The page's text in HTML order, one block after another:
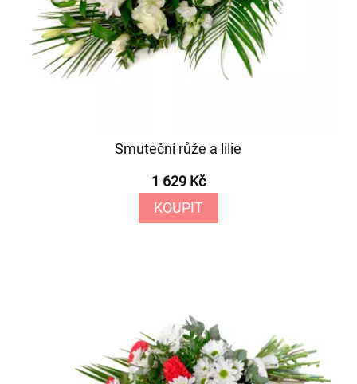
Smuteční růže a lilie
1 629 Kč
KOUPIT